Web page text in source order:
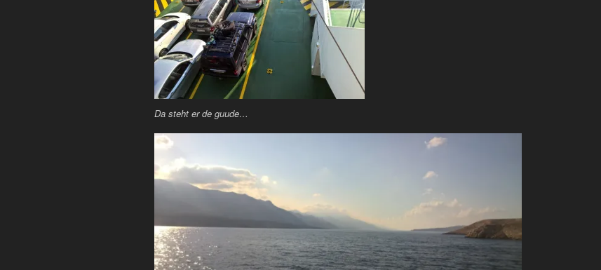
Da steht er de guude…